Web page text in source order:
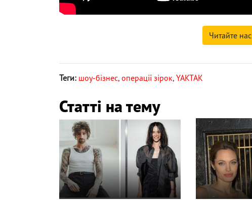
Читайте
Теги: шоу-бізнес, операції зірок, YAKTAK
Статті на тему